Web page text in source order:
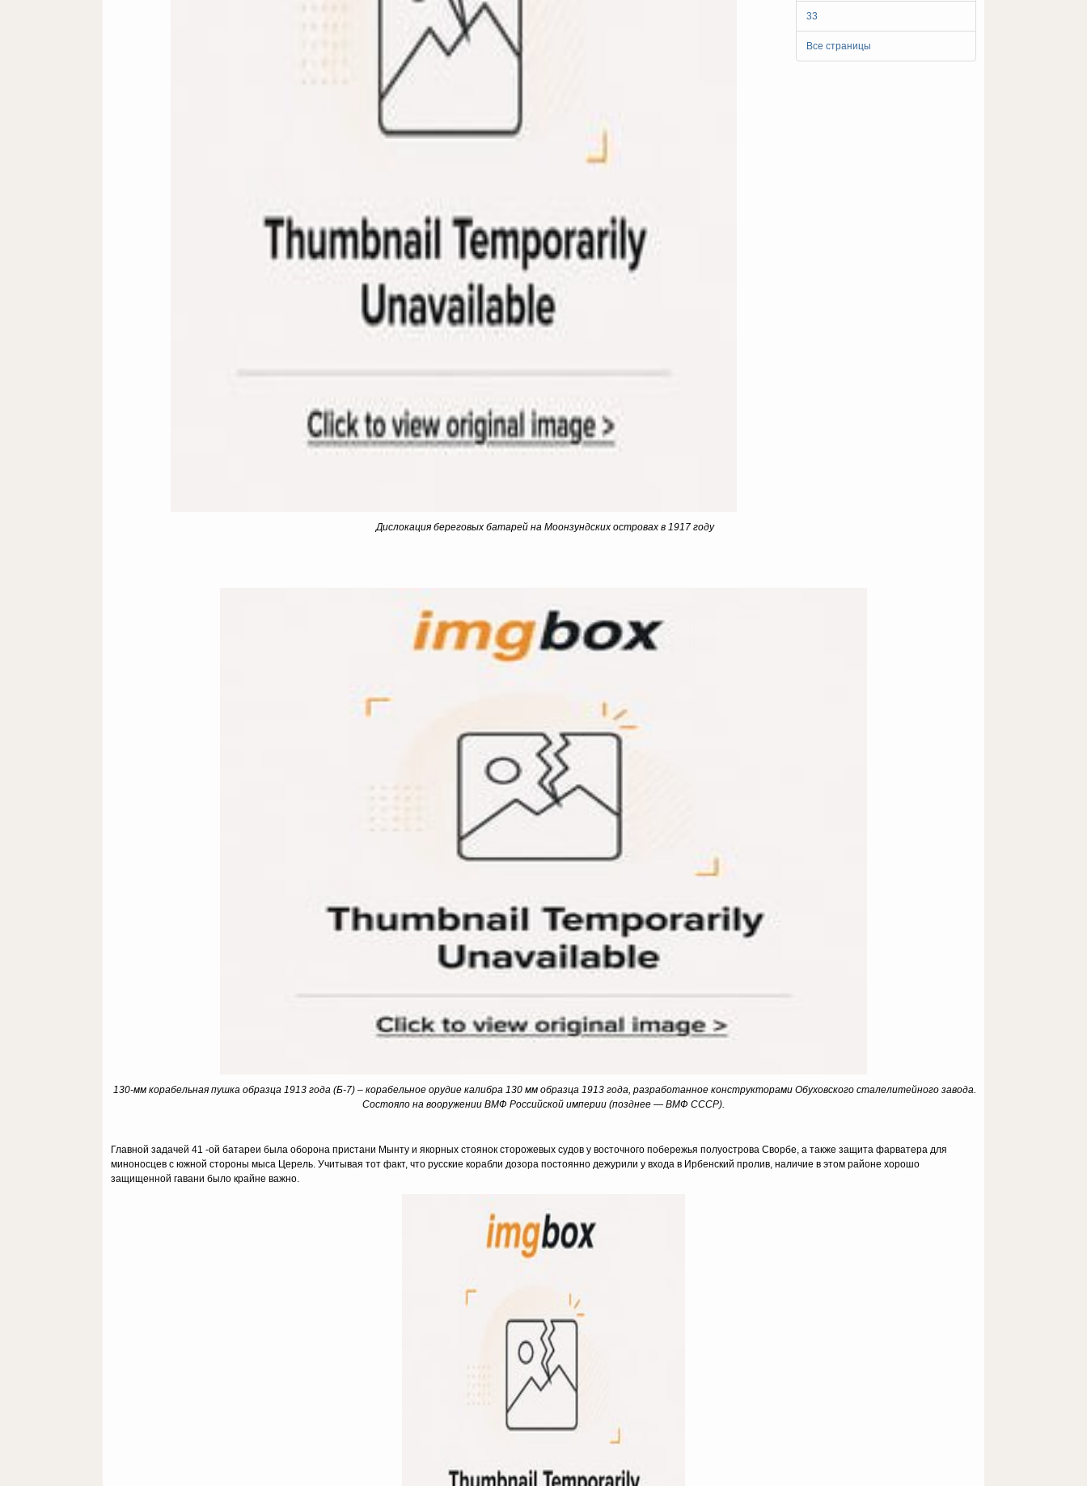
33
Все страницы
Дислокация береговых батарей на Моонзундских островах в 1917 году
130-мм корабельная пушка образца 1913 года (Б-7) – корабельное орудие калибра 130 мм образца 1913 года, разработанное конструкторами Обуховского сталелитейного завода.
Состояло на вооружении ВМФ Российской империи (позднее — ВМФ СССР).
Главной задачей 41 -ой батареи была оборона пристани Мынту и якорных сто­янок сторожевых судов у восточного побережья полуострова Сворбе, а также защита фарватера для
миноносцев с южной стороны мыса Церель. Учитывая тот факт, что русские корабли дозора постоянно дежурили у входа в Ирбенский пролив, наличие в этом районе хорошо
защищенной гавани было крайне важно.